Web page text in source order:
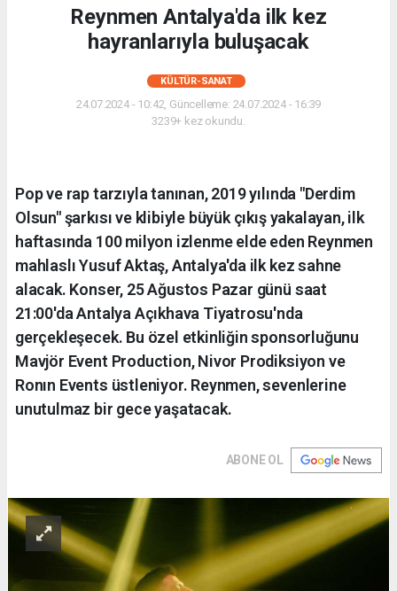
Reynmen Antalya'da ilk kez
hayranlarıyla buluşacak
KÜLTÜR-SANAT
24.07.2024 - 10:42, Güncelleme: 24.07.2024 - 16:39
3239+ kez okundu.
Pop ve rap tarzıyla tanınan, 2019 yılında "Derdim
Olsun" şarkısı ve klibiyle büyük çıkış yakalayan, ilk
haftasında 100 milyon izlenme elde eden Reynmen
mahlaslı Yusuf Aktaş, Antalya'da ilk kez sahne
alacak. Konser, 25 Ağustos Pazar günü saat
21:00'da Antalya Açıkhava Tiyatrosu'nda
gerçekleşecek. Bu özel etkinliğin sponsorluğunu
Mavjör Event Production, Nivor Prodiksiyon ve
Ronın Events üstleniyor. Reynmen, sevenlerine
unutulmaz bir gece yaşatacak.
ABONE OL